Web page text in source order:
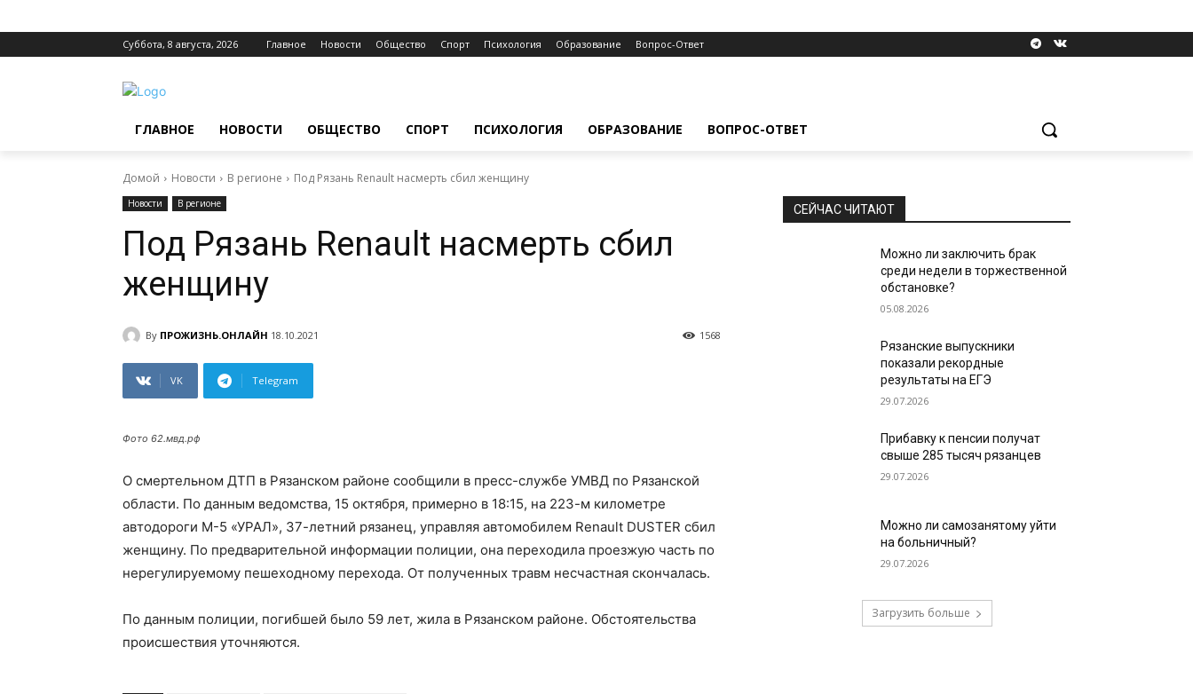
Суббота, 8 августа, 2026 Главное Новости Общество Спорт Психология Образование Вопрос-Ответ
ГЛАВНОЕ НОВОСТИ ОБЩЕСТВО СПОРТ ПСИХОЛОГИЯ ОБРАЗОВАНИЕ ВОПРОС-ОТВЕТ
Домой Новости В регионе Под Рязань Renault насмерть сбил женщину
Новости В регионе
Под Рязань Renault насмерть сбил
женщину
By ПРОЖИЗНЬ.ОНЛАЙН 18.10.2021 1568
VK Telegram
Фото 62.мвд.рф
О смертельном ДТП в Рязанском районе сообщили в пресс-службе УМВД по Рязанской
области. По данным ведомства, 15 октября, примерно в 18:15, на 223-м километре
автодороги М-5 «УРАЛ», 37-летний рязанец, управляя автомобилем Renault DUSTER сбил
женщину. По предварительной информации полиции, она переходила проезжую часть по
нерегулируемому пешеходному перехода. От полученных травм несчастная скончалась.
По данным полиции, погибшей было 59 лет, жила в Рязанском районе. Обстоятельства
происшествия уточняются.
СЕЙЧАС ЧИТАЮТ
Можно ли заключить брак
среди недели в торжественной
обстановке?
05.08.2026
Рязанские выпускники
показали рекордные
результаты на ЕГЭ
29.07.2026
Прибавку к пенсии получат
свыше 285 тысяч рязанцев
29.07.2026
Можно ли самозанятому уйти
на больничный?
29.07.2026
Загрузить больше